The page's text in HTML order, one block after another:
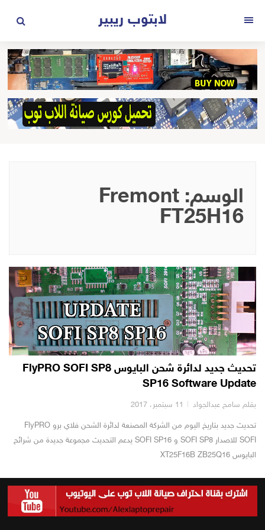
المحتوى
لابتوب ريبير
الوسم: Fremont
FT25H16
تحديث جديد لدائرة شحن البايوس FlyPRO SOFI SP8
SP16 Software Update
بقلم سامح عبدالجواد 11 سبتمبر، 2017
تحديث جديد بتاريخ اليوم من الشركة المصنعة لدائرة الشحن فلاي برو FlyPRO
SOFI للاصدار SOFI SP8 و SOFI SP16 يدعم التحديث مجموعة جديدة من شرائح
البايوس XT25F16B ZB25Q16